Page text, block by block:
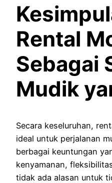
Rental
Sebagai
Mudik
Secara keseluruhan,
ideal untuk perjalanan
berbagai keuntungan
kenyamanan,
tidak ada alasan untuk